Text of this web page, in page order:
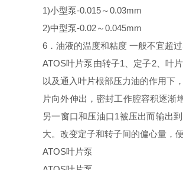
1)小型泵-0.015～0.03mm
2)中型泵-0.02～0.045mm
6．油液的温度和粘度 一般不宜超
ATOS叶片泵由转子1、定子2、叶
以及通入叶片根部压力油的作用下
片向外伸出，密封工作腔容积逐渐
另一窗口和压油口1被压出而输出
大。改变定子和转子间的偏心量，
ATOS叶片泵